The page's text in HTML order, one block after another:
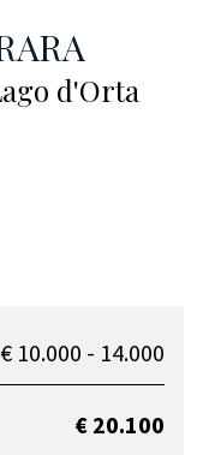
d'Orta
€ 10.000 - 14.000
€ 20.100